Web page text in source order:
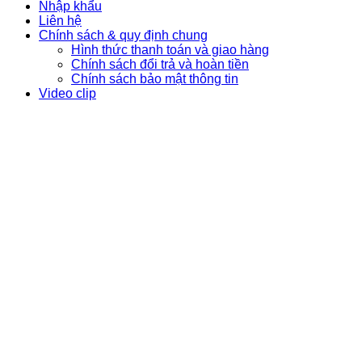
Nhập khẩu
Liên hệ
Chính sách & quy định chung
Hình thức thanh toán và giao hàng
Chính sách đổi trả và hoàn tiền
Chính sách bảo mật thông tin
Video clip